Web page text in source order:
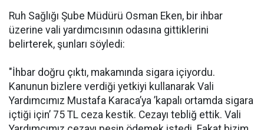
Ruh Sağlığı Şube Müdürü Osman Eken, bir ihbar
üzerine vali yardımcısının odasına gittiklerini
belirterek, şunları söyledi:
"İhbar doğru çıktı, makamında sigara içiyordu.
Kanunun bizlere verdiği yetkiyi kullanarak Vali
Yardımcımız Mustafa Karaca’ya ’kapalı ortamda sigara
içtiği için’ 75 TL ceza kestik. Cezayı tebliğ ettik. Vali